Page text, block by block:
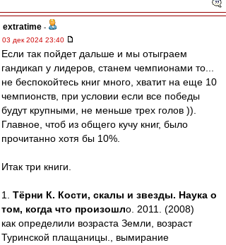
extratime -
03 дек 2024 23:40
Если так пойдет дальше и мы отыграем
гандикап у лидеров, станем чемпионами то...
не беспокойтесь книг много, хватит на еще 10
чемпионств, при условии если все победы
будут крупными, не меньше трех голов )).
Главное, чтоб из общего кучу книг, было
прочитанно хотя бы 10%.
Итак три книги.
1. Тёрни К. Кости, скалы и звезды. Наука о
том, когда что произошло. 2011. (2008)
как определили возраста Земли, возраст
Туринской плащаницы., вымирание